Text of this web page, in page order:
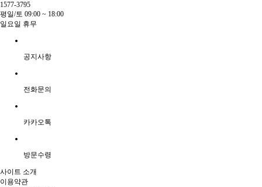
1577-3795
평일/토 09:00 ~ 18:00
일요일 휴무
공지사항
전화문의
카카오톡
방문수령
사이트 소개
이용약관